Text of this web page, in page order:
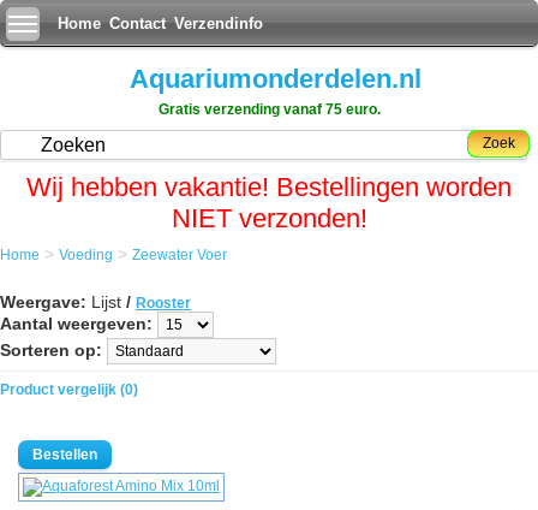
Home Contact Verzendinfo
Aquariumonderdelen.nl
Gratis verzending vanaf 75 euro.
Zoek
Wij hebben vakantie! Bestellingen worden
NIET verzonden!
Home > Voeding > Zeewater Voer
Weergave: Lijst / Rooster
Aantal weergeven:
Sorteren op:
Product vergelijk (0)